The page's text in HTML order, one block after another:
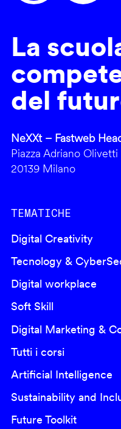
La
del
NeXXt – Fastweb
Piazza Adriano Olivetti
20139 Milano
TEMATICHE
Digital Creativity
Tecnology &
Digital workplace
Soft Skill
Digital Marketing &
Tutti i corsi
Artificial Intelligence
Sustainability and
Future Toolkit